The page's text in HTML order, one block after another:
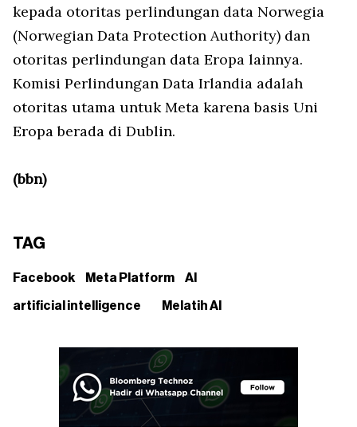
kepada otoritas perlindungan data Norwegia
(Norwegian Data Protection Authority) dan
otoritas perlindungan data Eropa lainnya.
Komisi Perlindungan Data Irlandia adalah
otoritas utama untuk Meta karena basis Uni
Eropa berada di Dublin.
(bbn)
TAG
Facebook Meta Platform AI
artificial intelligence Melatih AI